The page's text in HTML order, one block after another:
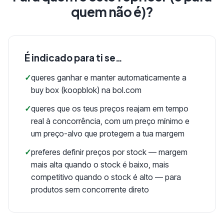
quem não é)?
É indicado para ti se…
✓queres ganhar e manter automaticamente a
buy box (koopblok) na bol.com
✓queres que os teus preços reajam em tempo
real à concorrência, com um preço mínimo e
um preço-alvo que protegem a tua margem
✓preferes definir preços por stock — margem
mais alta quando o stock é baixo, mais
competitivo quando o stock é alto — para
produtos sem concorrente direto